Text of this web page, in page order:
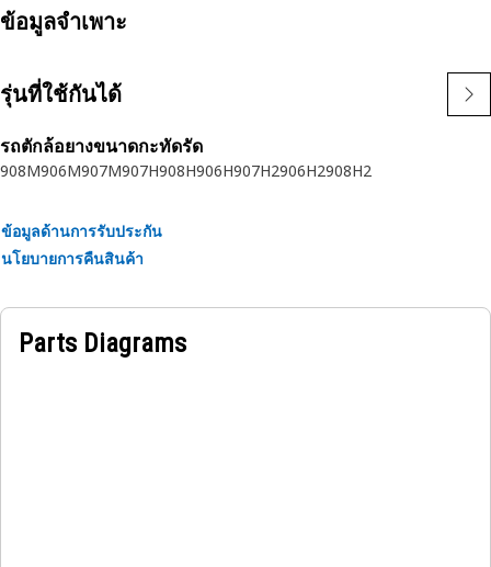
Application:
Dealer for more information.
ข้อมูลจำเพาะ
รุ่นที่ใช้กันได้
รถตักล้อยางขนาดกะทัดรัด
908M906M907M907H908H906H907H2906H2908H2
ข้อมูลด้านการรับประกัน
นโยบายการคืนสินค้า
Parts Diagrams